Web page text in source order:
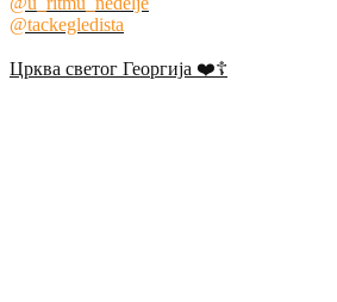
@tackegledista
Црква светог Георгија ❤️☦️